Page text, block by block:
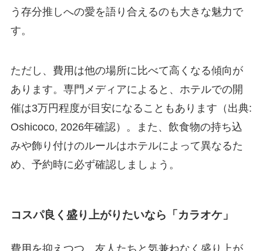
う存分推しへの愛を語り合えるのも大きな魅力で
す。
ただし、費用は他の場所に比べて高くなる傾向が
あります。専門メディアによると、ホテルでの開
催は3万円程度が目安になることもあります（出典:
Oshicoco, 2026年確認）。また、飲食物の持ち込
みや飾り付けのルールはホテルによって異なるた
め、予約時に必ず確認しましょう。
コスパ良く盛り上がりたいなら「カラオケ」
費用を抑えつつ、友人たちと気兼ねなく盛り上が